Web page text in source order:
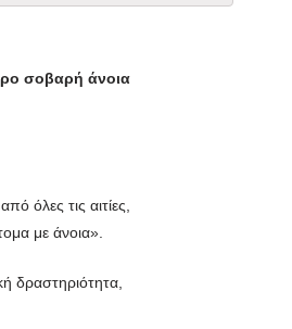
σοβαρή άνοια
όλες τις αιτίες,
με άνοια».
δραστηριότητα,